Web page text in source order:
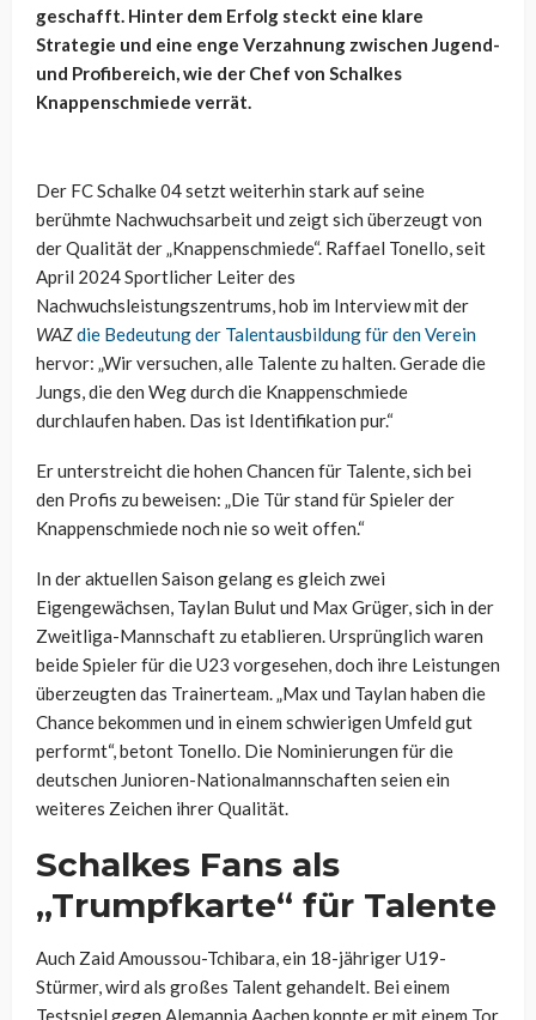
geschafft. Hinter dem Erfolg steckt eine klare
Strategie und eine enge Verzahnung zwischen Jugend-
und Profibereich, wie der Chef von Schalkes
Knappenschmiede verrät.
Der FC Schalke 04 setzt weiterhin stark auf seine
berühmte Nachwuchsarbeit und zeigt sich überzeugt von
der Qualität der „Knappenschmiede“. Raffael Tonello, seit
April 2024 Sportlicher Leiter des
Nachwuchsleistungszentrums, hob im Interview mit der
WAZdie Bedeutung der Talentausbildung für den Verein
hervor: „Wir versuchen, alle Talente zu halten. Gerade die
Jungs, die den Weg durch die Knappenschmiede
durchlaufen haben. Das ist Identifikation pur.“
Er unterstreicht die hohen Chancen für Talente, sich bei
den Profis zu beweisen: „Die Tür stand für Spieler der
Knappenschmiede noch nie so weit offen.“
In der aktuellen Saison gelang es gleich zwei
Eigengewächsen, Taylan Bulut und Max Grüger, sich in der
Zweitliga-Mannschaft zu etablieren. Ursprünglich waren
beide Spieler für die U23 vorgesehen, doch ihre Leistungen
überzeugten das Trainerteam. „Max und Taylan haben die
Chance bekommen und in einem schwierigen Umfeld gut
performt“, betont Tonello. Die Nominierungen für die
deutschen Junioren-Nationalmannschaften seien ein
weiteres Zeichen ihrer Qualität.
Schalkes Fans als
„Trumpfkarte“ für Talente
Auch Zaid Amoussou-Tchibara, ein 18-jähriger U19-
Stürmer, wird als großes Talent gehandelt. Bei einem
Testspiel gegen Alemannia Aachen konnte er mit einem Tor